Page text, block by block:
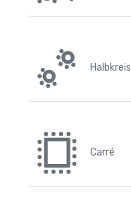
Halbkreis
Carré